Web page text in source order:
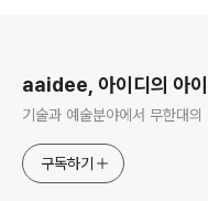
aaidee, 아이디의 아
기술과 예술분야에서 무한대
구독하기